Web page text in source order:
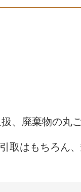
、廃棄物の丸
取はもちろん